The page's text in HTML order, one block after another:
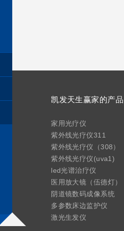
家用光疗仪
紫外线光疗仪311
紫外线光疗仪（308）
紫外线光疗仪(uva1)
led光谱治疗仪
医用放大镜（伍德灯）
阴道镜数码成像系统
多参数床边监护仪
激光生发仪